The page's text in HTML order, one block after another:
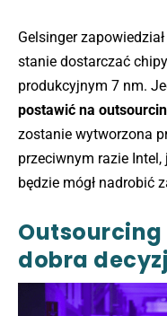
Gelsinger
stanie dostarczać
produkcyjnym 7 nm.
postawić na
zostanie wytworzona
przeciwnym razie
będzie mógł nadrobić
dobra